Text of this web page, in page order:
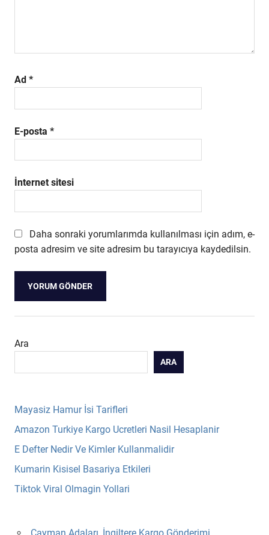
Ad *
E-posta *
İnternet sitesi
Daha sonraki yorumlarımda kullanılması için adım, e-
posta adresim ve site adresim bu tarayıcıya kaydedilsin.
Ara
ARA
Mayasiz Hamur İsi Tarifleri
Amazon Turkiye Kargo Ucretleri Nasil Hesaplanir
E Defter Nedir Ve Kimler Kullanmalidir
Kumarin Kisisel Basariya Etkileri
Tiktok Viral Olmagin Yollari
Cayman Adaları, İngiltere Kargo Gönderimi